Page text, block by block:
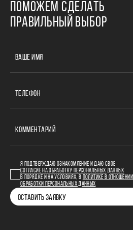
ПОМОЖЕМ СДЕЛАТЬ
ПРАВИЛЬНЫЙ ВЫБОР
ВАШЕ ИМЯ
ТЕЛЕФОН
КОММЕНТАРИЙ
Я ПОДТВЕРЖДАЮ ОЗНАКОМЛЕНИЕ И ДАЮ СВОЕ
СОГЛАСИЕ НА ОБРАБОТКУ ПЕРСОНАЛЬНЫХ ДАННЫХ
В ПОРЯДКЕ И НА УСЛОВИЯХ, В
ПОЛИТИКЕ В ОТНОШЕНИИ
ОБРАБОТКИ ПЕРСОНАЛЬНЫХ ДАННЫХ
ОСТАВИТЬ ЗАЯВКУ